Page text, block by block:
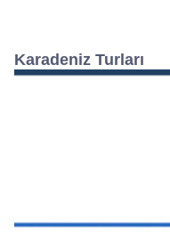
Karadeniz Turları